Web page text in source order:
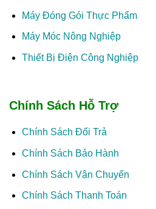
Máy Đóng Gói Thực Phẩm
Máy Móc Nông Nghiệp
Thiết Bị Điện Công Nghiệp
Chính Sách Hỗ Trợ
Chính Sách Đổi Trả
Chính Sách Bảo Hành
Chính Sách Vận Chuyển
Chính Sách Thanh Toán